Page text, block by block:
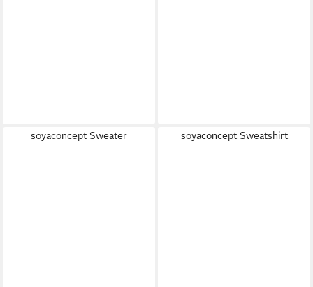
soyaconcept Sweater soyaconcept Sweatshirt